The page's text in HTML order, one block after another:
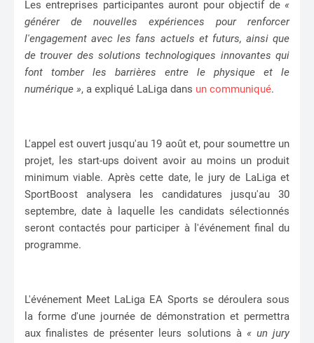
Les entreprises participantes auront pour objectif de «
générer de nouvelles expériences pour renforcer
l'engagement avec les fans actuels et futurs, ainsi que
de trouver des solutions technologiques innovantes qui
font tomber les barrières entre le physique et le
numérique », a expliqué LaLiga dans un communiqué.
L'appel est ouvert jusqu'au 19 août et, pour soumettre un
projet, les start-ups doivent avoir au moins un produit
minimum viable. Après cette date, le jury de LaLiga et
SportBoost analysera les candidatures jusqu'au 30
septembre, date à laquelle les candidats sélectionnés
seront contactés pour participer à l'événement final du
programme.
L'événement Meet LaLiga EA Sports se déroulera sous
la forme d'une journée de démonstration et permettra
aux finalistes de présenter leurs solutions à « un jury